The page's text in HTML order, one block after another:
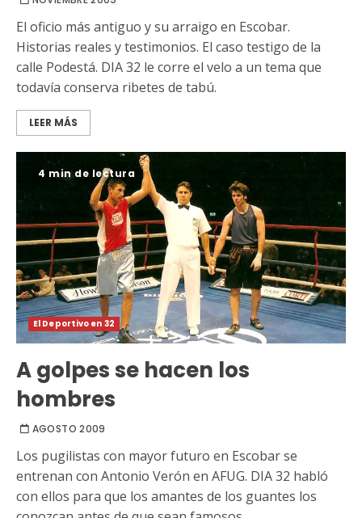
El oficio más antiguo y su arraigo en Escobar.
Historias reales y testimonios. El caso testigo de la
calle Podestá. DIA 32 le corre el velo a un tema que
todavía conserva ribetes de tabú.
LEER MÁS
4 min de lectura
El Deportivo en 32
A golpes se hacen los
hombres
AGOSTO 2009
Los pugilistas con mayor futuro en Escobar se
entrenan con Antonio Verón en AFUG. DIA 32 habló
con ellos para que los amantes de los guantes los